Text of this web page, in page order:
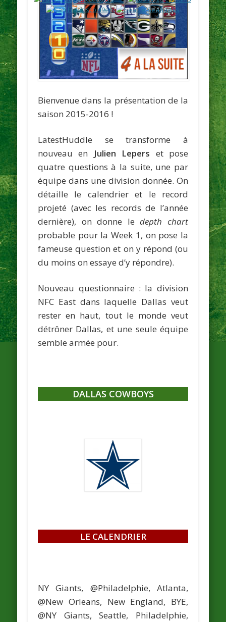
Bienvenue dans la présentation de la
saison 2015-2016 !
LatestHuddle se transforme à
nouveau en Julien Lepers et pose
quatre questions à la suite, une par
équipe dans une division donnée. On
détaille le calendrier et le record
projeté (avec les records de l’année
dernière), on donne ledepth chart
probable pour la Week 1, on pose la
fameuse question et on y répond (ou
du moins on essaye d’y répondre).
Nouveau questionnaire : la division
NFC East dans laquelle Dallas veut
rester en haut, tout le monde veut
détrôner Dallas, et une seule équipe
semble armée pour.
DALLAS COWBOYS
LE CALENDRIER
NY Giants, @Philadelphie, Atlanta,
@New Orleans, New England, BYE,
@NY Giants, Seattle, Philadelphie,